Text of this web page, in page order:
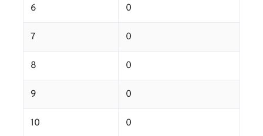
6 0
7 0
8 0
9 0
10 0